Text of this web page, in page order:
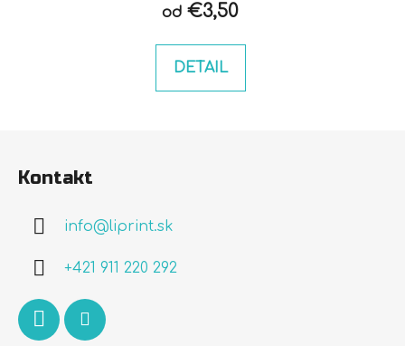
od €3,50
DETAIL
Kontakt
info@liprint.sk
+421 911 220 292